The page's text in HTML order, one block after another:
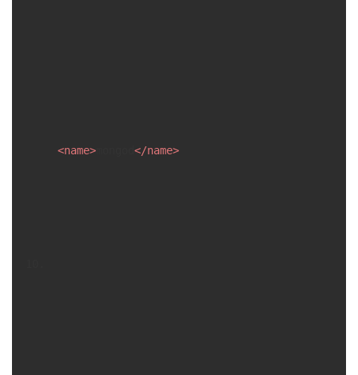
<name> </name>